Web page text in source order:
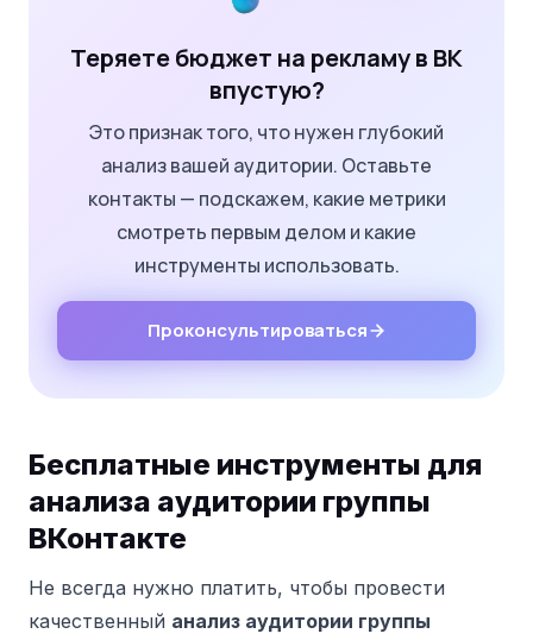
Теряете бюджет на рекламу в ВК
впустую?
Это признак того, что нужен глубокий
анализ вашей аудитории. Оставьте
контакты — подскажем, какие метрики
смотреть первым делом и какие
инструменты использовать.
Проконсультироваться
Бесплатные инструменты для
анализа аудитории группы
ВКонтакте
Не всегда нужно платить, чтобы провести
качественный анализ аудитории группы